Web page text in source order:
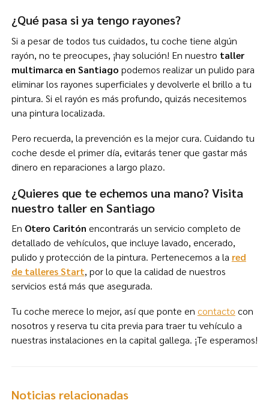
¿Qué pasa si ya tengo rayones?
Si a pesar de todos tus cuidados, tu coche tiene algún
rayón, no te preocupes, ¡hay solución! En nuestro taller
multimarca en Santiago podemos realizar un pulido para
eliminar los rayones superficiales y devolverle el brillo a tu
pintura. Si el rayón es más profundo, quizás necesitemos
una pintura localizada.
Pero recuerda, la prevención es la mejor cura. Cuidando tu
coche desde el primer día, evitarás tener que gastar más
dinero en reparaciones a largo plazo.
¿Quieres que te echemos una mano? Visita
nuestro taller en Santiago
En Otero Caritón encontrarás un servicio completo de
detallado de vehículos, que incluye lavado, encerado,
pulido y protección de la pintura. Pertenecemos a la red
de talleres Start, por lo que la calidad de nuestros
servicios está más que asegurada.
Tu coche merece lo mejor, así que ponte en contacto con
nosotros y reserva tu cita previa para traer tu vehículo a
nuestras instalaciones en la capital gallega. ¡Te esperamos!
Noticias relacionadas